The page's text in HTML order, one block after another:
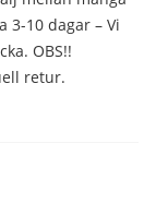
3-10 dagar – Vi
OBS!!
retur.